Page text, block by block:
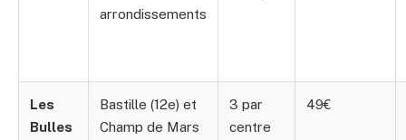
arrondissements
Les
Bulles
Bastille (12e) et
Champ de Mars
3 par
centre
49€